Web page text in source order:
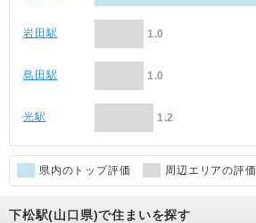
岩田駅 1.0
島田駅 1.0
光駅 1.2
県内のトップ評価 周辺エリアの評価
下松駅(山口県)で住まいを探す